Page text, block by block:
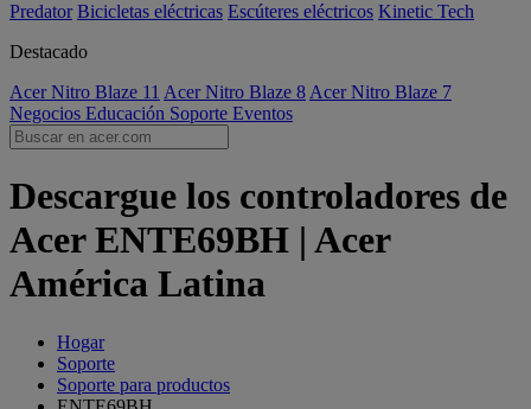
Predator Bicicletas eléctricas Escúteres eléctricos Kinetic Tech
Destacado
Acer Nitro Blaze 11 Acer Nitro Blaze 8 Acer Nitro Blaze 7
Negocios Educación Soporte Eventos
Descargue los controladores de
Acer ENTE69BH | Acer
América Latina
Hogar
Soporte
Soporte para productos